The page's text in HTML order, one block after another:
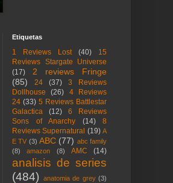
Etiquetas
1 Reviews Lost (40)
15
Reviews Stargate Universe
(17)
2 reviews Fringe
(85)
24 (37)
3 Reviews
Dollhouse
(26)
4 Reviews
24 (33) 5 Reviews Battlestar
Galactica
(12)
6 Reviews
Sons of Anarchy
(14)
8
Reviews Supernatural (19) A
E TV (3) ABC (77) abc family
(8)
amazon (8) AMC (14)
analisis de series
(484)
anatomia de grey (3)